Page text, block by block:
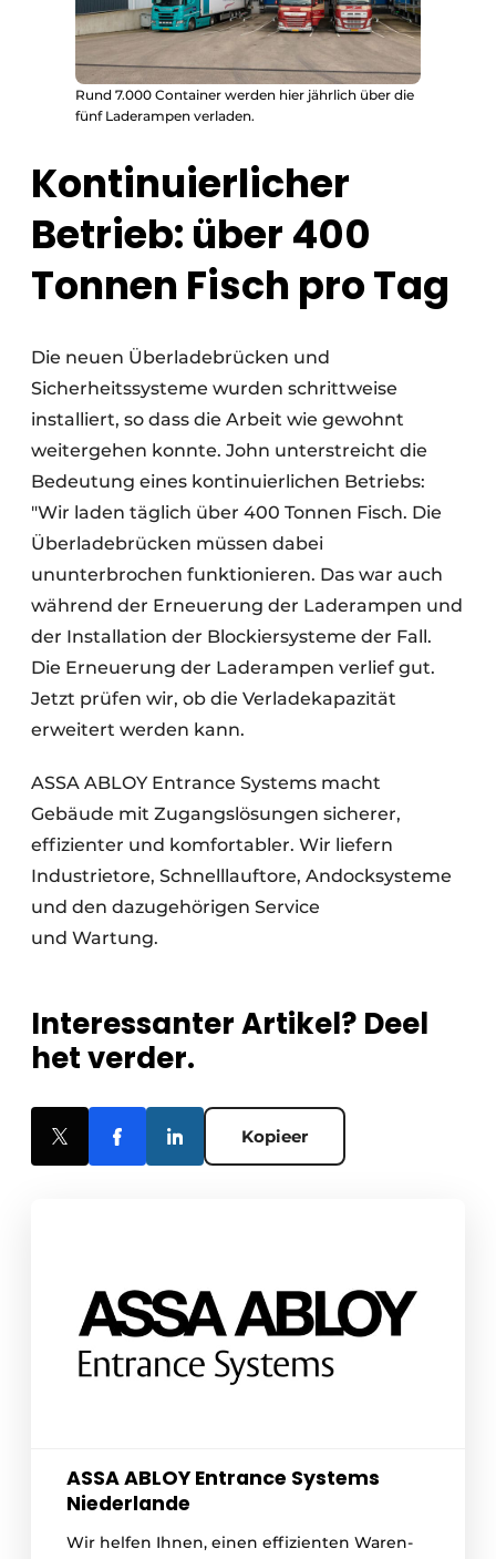
Rund 7.000 Container werden hier jährlich über die
fünf Laderampen verladen.
Kontinuierlicher
Betrieb: über 400
Tonnen Fisch pro Tag
Die neuen Überladebrücken und
Sicherheitssysteme wurden schrittweise
installiert, so dass die Arbeit wie gewohnt
weitergehen konnte. John unterstreicht die
Bedeutung eines kontinuierlichen Betriebs:
"Wir laden täglich über 400 Tonnen Fisch. Die
Überladebrücken müssen dabei
ununterbrochen funktionieren. Das war auch
während der Erneuerung der Laderampen und
der Installation der Blockiersysteme der Fall.
Die Erneuerung der Laderampen verlief gut.
Jetzt prüfen wir, ob die Verladekapazität
erweitert werden kann.
ASSA ABLOY Entrance Systems macht
Gebäude mit Zugangslösungen sicherer,
effizienter und komfortabler. Wir liefern
Industrietore, Schnelllauftore, Andocksysteme
und den dazugehörigen Service
und Wartung.
Interessanter Artikel? Deel
het verder.
Kopieer
ASSA ABLOY Entrance Systems
Niederlande
Wir helfen Ihnen, einen effizienten Waren-